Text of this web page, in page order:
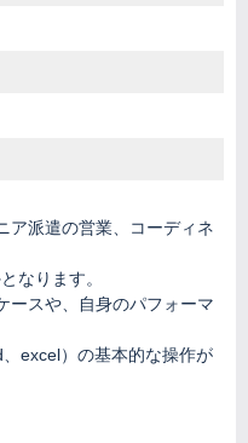
ア派遣の営業、コーディネ
なります。
ースや、自身のパフォーマ
excel）の基本的な操作が